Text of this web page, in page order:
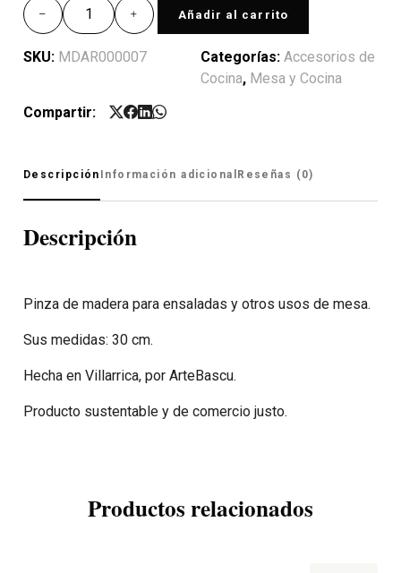
Añadir al carrito
SKU: MDAR000007 Categorías: Accesorios de
Cocina, Mesa y Cocina
Compartir:
Descripción Información adicional Reseñas (0)
Descripción
Pinza de madera para ensaladas y otros usos de mesa.
Sus medidas: 30 cm.
Hecha en Villarrica, por ArteBascu.
Producto sustentable y de comercio justo.
Productos relacionados